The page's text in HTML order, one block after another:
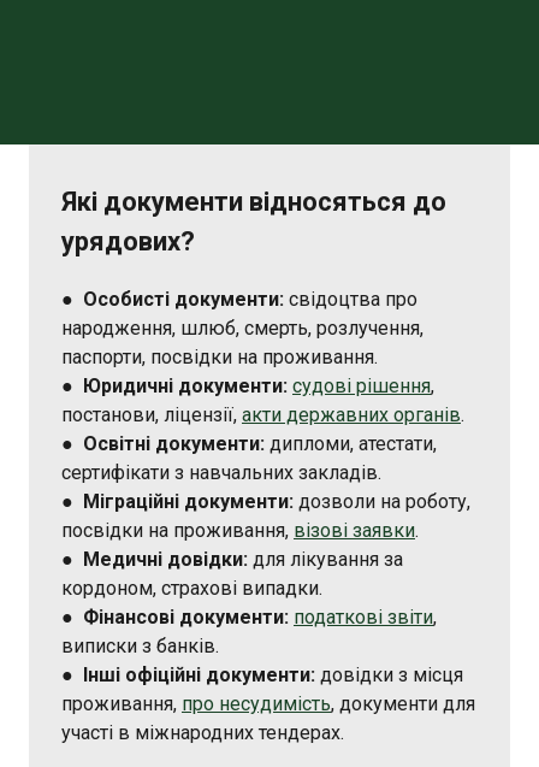
Які документи відносяться до
урядових?
● Особисті документи: свідоцтва про
народження, шлюб, смерть, розлучення,
паспорти, посвідки на проживання.
●
Юридичні документи: судові рішення,
постанови, ліцензії, акти державних органів.
● Освітні документи: дипломи, атестати,
сертифікати з навчальних закладів.
●
Міграційні документи: дозволи на роботу,
посвідки на проживання, візові заявки.
●
Медичні довідки: для лікування за
кордоном, страхові випадки.
● Фінансові документи: податкові звіти,
виписки з банків.
●
Інші офіційні документи: довідки з місця
проживання, про несудимість, документи для
участі в міжнародних тендерах.